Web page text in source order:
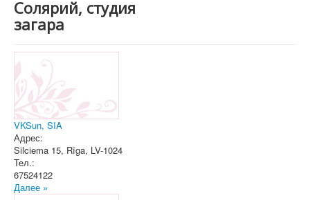
Солярий, студия
загара
VKSun, SIA
Адрес:
Silciema 15, Rīga, LV-1024
Тел.:
67524122
Далее »